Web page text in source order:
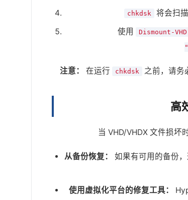
chkdsk
将会扫
使用
Dismount-VHD
注意： 在运行 chkdsk 之前，请务
高
当 VHD/VHDX 文件损坏
从备份恢复：
如果有可用的备份
使用虚拟化平台的修复工具：